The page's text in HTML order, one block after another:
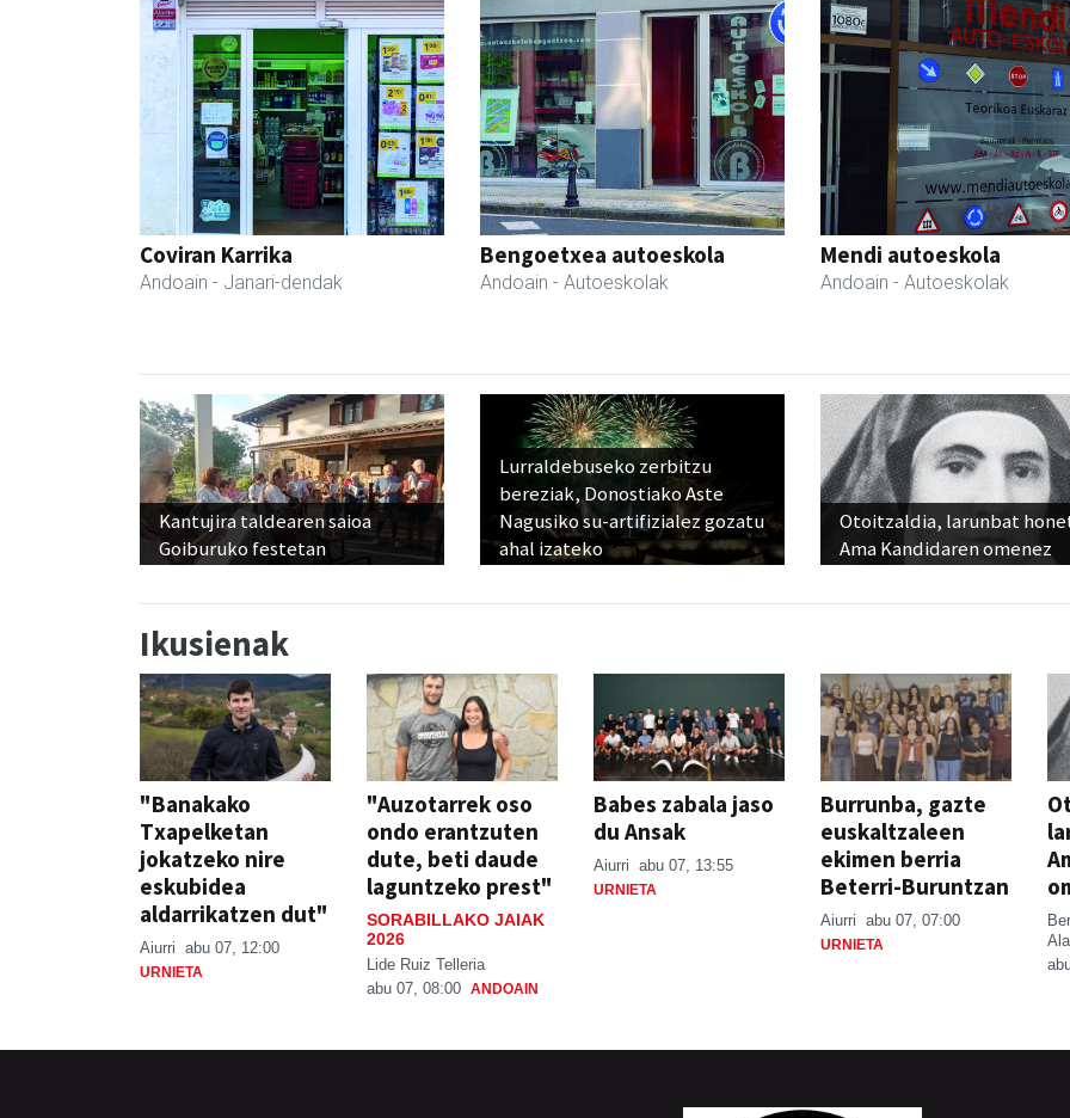
Coviran Karrika
Andoain - Janari-dendak
Bengoetxea autoeskola
Andoain - Autoeskolak
Mendi autoeskola
Andoain - Autoeskolak
Kantujira taldearen saioa
Goiburuko festetan
Lurraldebuseko zerbitzu
bereziak, Donostiako Aste
Nagusiko su-artifizialez gozatu
ahal izateko
Otoitzaldia, larunbat
Ama Kandidaren omenez
Ikusienak
"Banakako
Txapelketan
jokatzeko nire
eskubidea
aldarrikatzen dut"
Aiurri abu 07, 12:00
URNIETA
"Auzotarrek oso
ondo erantzuten
dute, beti daude
laguntzeko prest"
SORABILLAKO JAIAK
2026
Lide Ruiz Telleria
abu 07, 08:00 ANDOAIN
Babes zabala jaso
du Ansak
Aiurri abu 07, 13:55
URNIETA
Burrunba, gazte
euskaltzaleen
ekimen berria
Beterri-Buruntzan
Aiurri abu 07, 07:00
URNIETA